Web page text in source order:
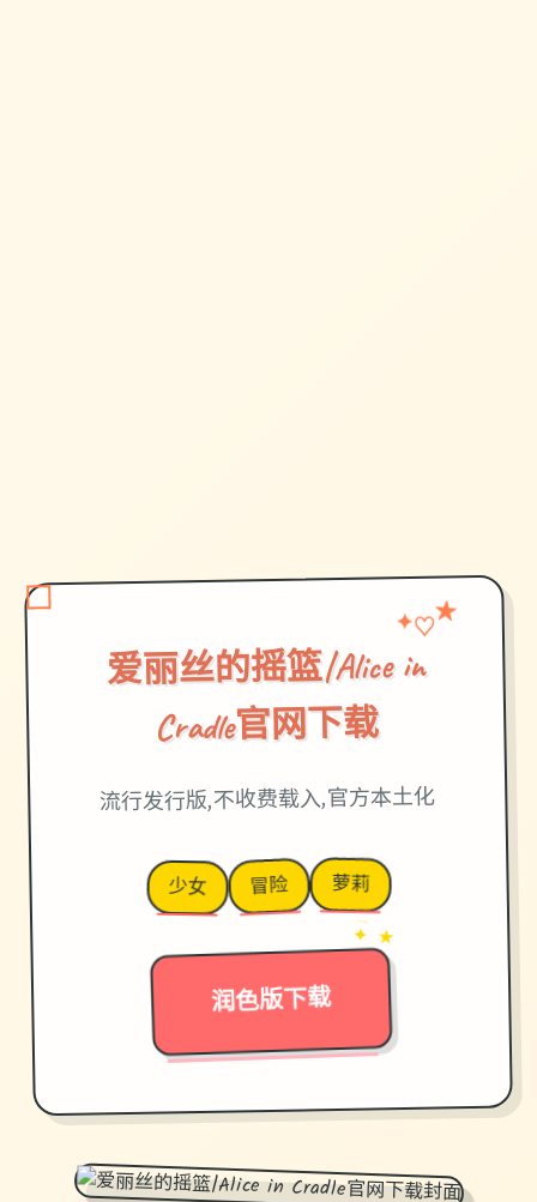
爱丽丝的摇篮|Alice in
Cradle官网下载
✦♡★
流行发行版,不收费载入,官方本土化
少女 冒险 萝莉
润色版下载
→
✦ ★